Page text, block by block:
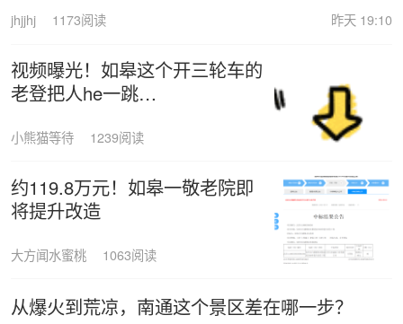
昨天 19:10
jhjjhj 1173阅读
视频曝光！如皋这个开三轮车的
老登把人he一跳…
小熊猫等待 1239阅读
约119.8万元！如皋一敬老院即
将提升改造
大方闻水蜜桃 1063阅读
从爆火到荒凉，南通这个景区差在哪一步？